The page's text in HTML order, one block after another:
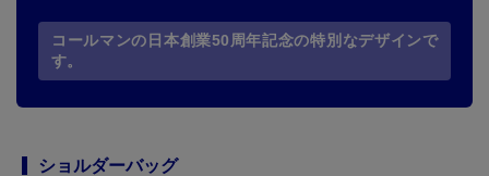
コールマンの日本創業50周年記念の特別なデザインで
す。
ショルダーバッグ